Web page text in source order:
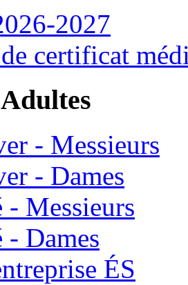
2027
certificat
- Messieurs
- Dames
- Messieurs
- Dames
ÉS